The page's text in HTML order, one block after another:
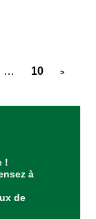
… 10 >
!
à
de